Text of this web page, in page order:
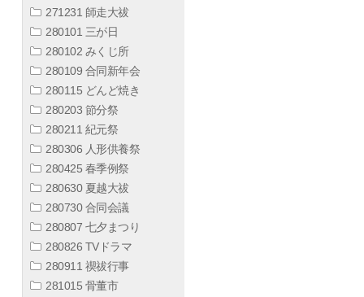
271231 師走大祓
280101 三が日
280102 みくじ所
280109 合同新年会
280115 どんど焼き
280203 節分祭
280211 紀元祭
280306 人形供養祭
280425 春季例祭
280630 夏越大祓
280730 合同会議
280807 七夕まつり
280826 TVドラマ
280911 禊祓行事
281015 骨董市